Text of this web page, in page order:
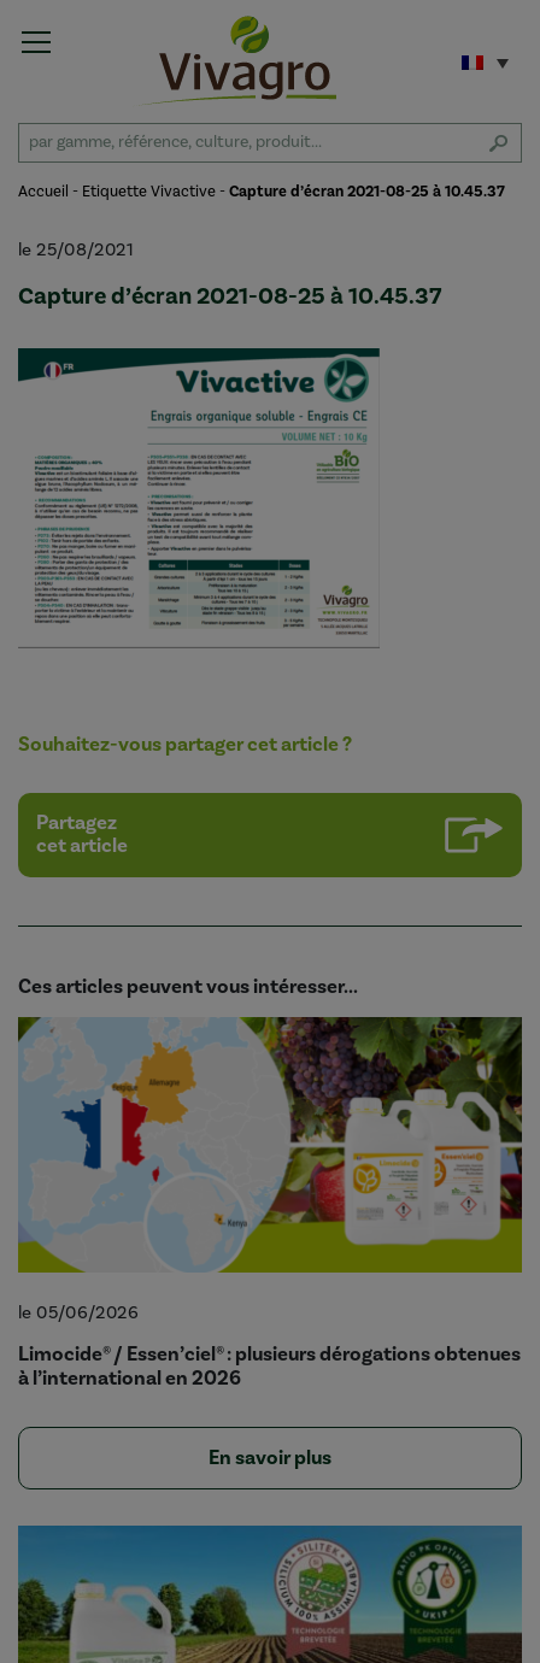
Accueil - Etiquette Vivactive -Capture d’écran 2021-08-25 à 10.45.37
le 25/08/2021
Capture d’écran 2021-08-25 à 10.45.37
Souhaitez-vous partager cet article ?
Partagez
cet article
Ces articles peuvent vous intéresser...
le 05/06/2026
Limocide® / Essen’ciel® : plusieurs dérogations obtenues
à l’international en 2026
En savoir plus